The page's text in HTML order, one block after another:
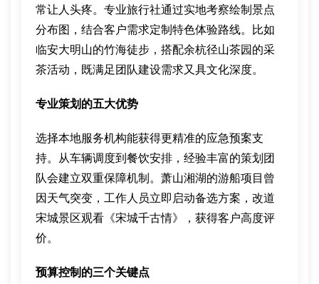
常让人头疼。专业旅行社通过实地考察绘制景点
分布图，结合客户需求定制特色体验路线。比如
临安大明山的竹海徒步，搭配余杭径山茶园的采
茶活动，既满足团队建设需求又具文化深度。
专业策划的五大优势
选择本地服务机构能获得更精准的应急预案支
持。从车辆调度到餐饮安排，经验丰富的策划团
队会建立双重保障机制。萧山湘湖的游船项目曾
因天气突变，工作人员立即启动备选方案，改道
宋城景区观看《宋城千古情》，获得客户高度评
价。
预算控制的三个关键点